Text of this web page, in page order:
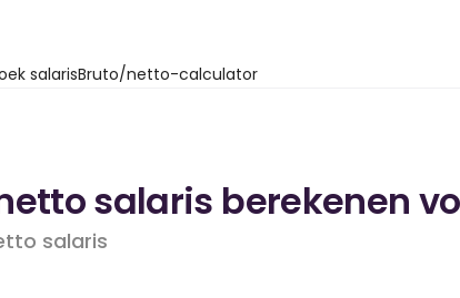
salarisBruto/netto-calculator
salaris berekenen
salaris